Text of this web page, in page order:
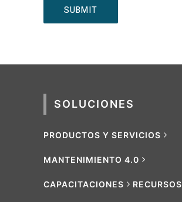
SOLUCIONES
PRODUCTOS Y SERVICIOS
MANTENIMIENTO 4.0
CAPACITACIONES RECURSOS